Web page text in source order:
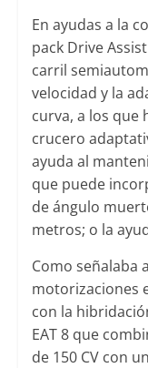
En ayudas a la
pack Drive
carril
velocidad y la
curva, a los que
crucero
ayuda al
que puede
de ángulo
metros; o la
Como señalaba
motorizaciones
con la
EAT 8 que
de 150 CV con